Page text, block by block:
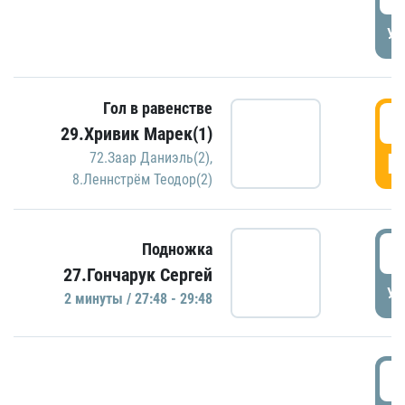
Гол в равенстве
29.Хривик Марек(1)
72.Заар Даниэль(2),
8.Леннстрём Теодор(2)
Подножка
27.Гончарук Сергей
2 минуты / 27:48 - 29:48